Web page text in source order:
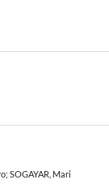
SOGAYAR, Mari